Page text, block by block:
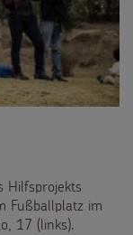
Hilfsprojekts
Fußballplatz im
17 (links).